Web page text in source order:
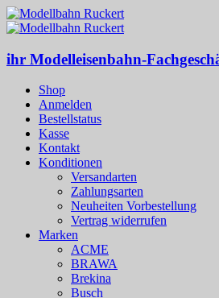
ihr Modelleisenbahn-
Shop
Anmelden
Bestellstatus
Kasse
Kontakt
Konditionen
Versandarten
Zahlungsarten
Neuheiten Vorbestellung
Vertrag widerrufen
Marken
ACME
BRAWA
Brekina
Busch